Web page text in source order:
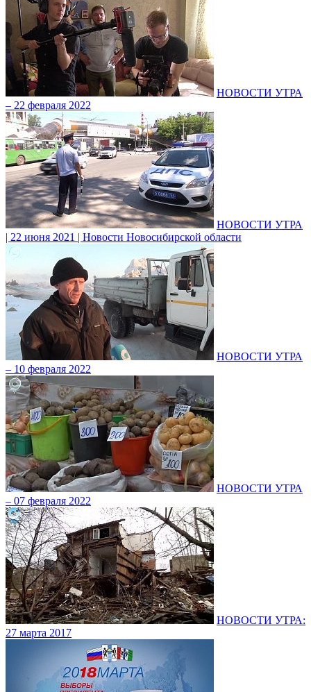
НОВОСТИ УТРА
– 22 февраля 2022
НОВОСТИ УТРА
| 22 июня 2021 | Новости Новосибирской области
НОВОСТИ УТРА
– 10 февраля 2022
НОВОСТИ УТРА
– 07 февраля 2022
НОВОСТИ УТРА:
27 марта 2017